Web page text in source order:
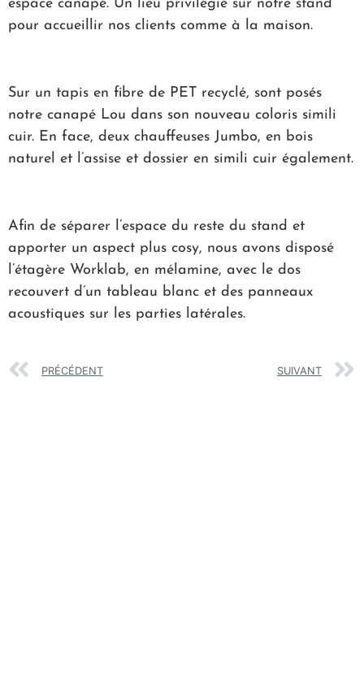
espace canapé. Un lieu privilégié sur notre stand
pour accueillir nos clients comme à la maison.
Sur un tapis en fibre de PET recyclé, sont posés
notre canapé Lou dans son nouveau coloris simili
cuir. En face, deux chauffeuses Jumbo, en bois
naturel et l’assise et dossier en simili cuir également.
Afin de séparer l’espace du reste du stand et
apporter un aspect plus cosy, nous avons disposé
l’étagère Worklab, en mélamine, avec le dos
recouvert d’un tableau blanc et des panneaux
acoustiques sur les parties latérales.
PRÉCÉDENT SUIVANT